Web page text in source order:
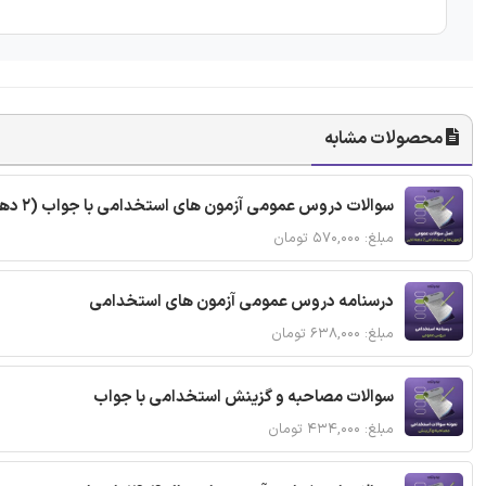
محصولات مشابه
سوالات دروس عمومی آزمون های استخدامی با جواب (2 دهه اخیر)
مبلغ: ۵۷۰,۰۰۰ تومان
درسنامه دروس عمومی آزمون های استخدامی
مبلغ: ۶۳۸,۰۰۰ تومان
سوالات مصاحبه و گزینش استخدامی با جواب
مبلغ: ۴۳۴,۰۰۰ تومان